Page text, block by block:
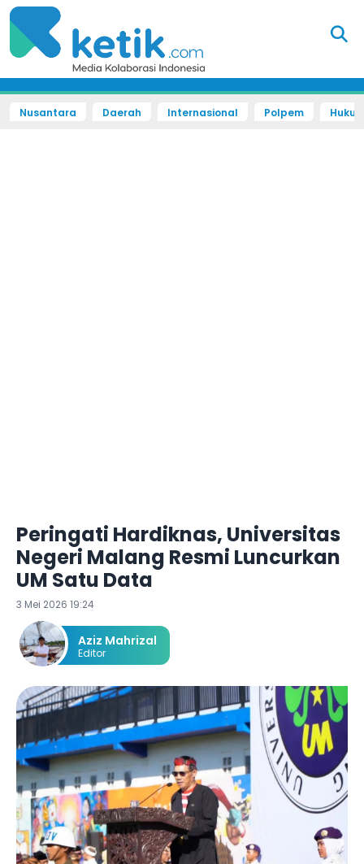
Nusantara Daerah Internasional Polpem
Peringati Hardiknas, Universitas
Negeri Malang Resmi Luncurkan
UM Satu Data
3 Mei 2026 19:24
Aziz Mahrizal
Editor